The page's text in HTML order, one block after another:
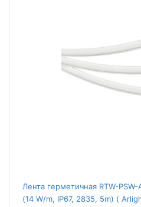
Лента герметичная RTW-
(14 W/m, IP67, 2835, 5m) (